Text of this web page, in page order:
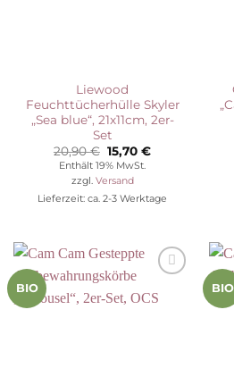
Liewood
Feuchttücherhülle Skyler
„Sea blue“, 21x11cm, 2er-
Set
20,90€ Ursprünglicher
Preis
war:
20,90 €
15,70€Aktueller
Enthält 19% MwSt.
zzgl. Versand
Lieferzeit: ca. 2-3 Werktage
BIO
Wunschliste
BIO